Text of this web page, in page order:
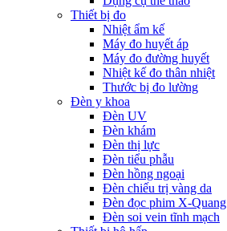
Thiết bị đo
Nhiệt ẩm kế
Máy đo huyết áp
Máy đo đường huyết
Nhiệt kế đo thân nhiệt
Thước bị đo lường
Đèn y khoa
Đèn UV
Đèn khám
Đèn thị lực
Đèn tiểu phẫu
Đèn hồng ngoại
Đèn chiếu trị vàng da
Đèn đọc phim X-Quang
Đèn soi vein tĩnh mạch